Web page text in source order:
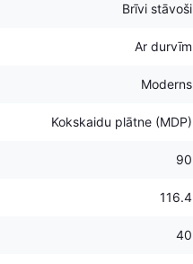
Brīvi stāvoši
Ar durvīm
Moderns
Kokskaidu plātne (MDP)
90
116.4
40